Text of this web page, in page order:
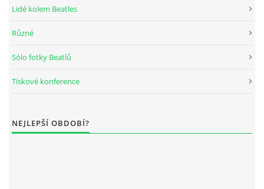
Lidé kolem Beatles
Různé
Sólo fotky Beatlů
Tiskové konference
NEJLEPŠÍ OBDOBÍ?